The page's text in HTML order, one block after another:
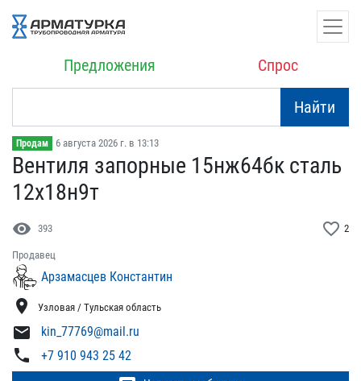
Предложения Спрос
Найти
Продам 6 августа 2026 г. в 13:13
Вентиля запорные 15нж64б​к сталь
12х18н9т
visibility 393 favorite_border 2
Продавец
Арзамасцев Константин
location_on Узловая / Тульская область
mail kin_77769@mail.ru
phone +7 910 943 25 42